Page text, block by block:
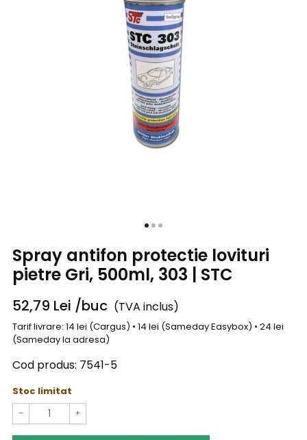
Spray antifon protectie lovituri
pietre Gri, 500ml, 303 | STC
52,79 Lei /buc (TVA inclus)
Tarif livrare: 14 lei (Cargus) • 14 lei (Sameday Easybox) • 24 lei
(Sameday la adresa)
Cod produs: 7541-5
Stoc limitat
− +